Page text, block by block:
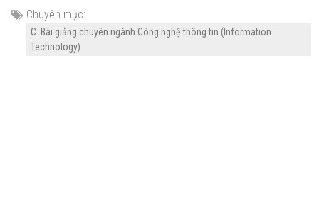
Chuyên mục:
C. Bài giảng chuyên ngành Công nghệ thông tin (Information
Technology)